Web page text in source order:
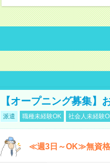
【オープニング募集】
派遣 職種未経験OK 社会人未経験
≪週3日～OK≫無資格